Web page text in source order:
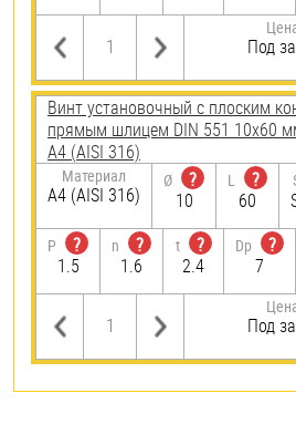
Под
Винт установочный с плоским
прямым шлицем DIN 551 10х60
A4 (AISI 316)
Материал
A4 (AISI 316)
Ø
?
10
L
?
60
P
?
1.5
n
?
1.6
t
?
2.4
Dp
?
7
Под